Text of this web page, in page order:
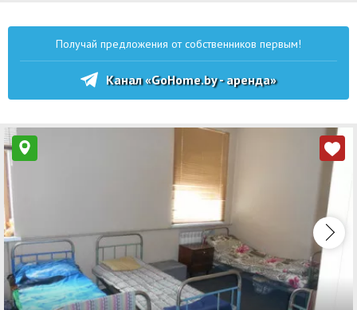
Получай предложения от собственников первым!
Канал «GoHome.by - аренда»